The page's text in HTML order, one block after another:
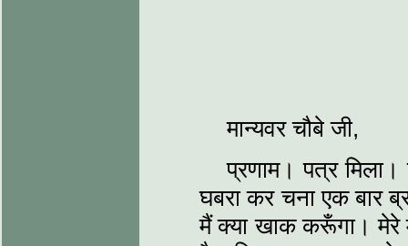
मान्‍यवर चौबे जी,
प्रणाम। पत्र मिला।
घबरा कर चना एक बार
मैं क्‍या खाक करूँगा। मेरे